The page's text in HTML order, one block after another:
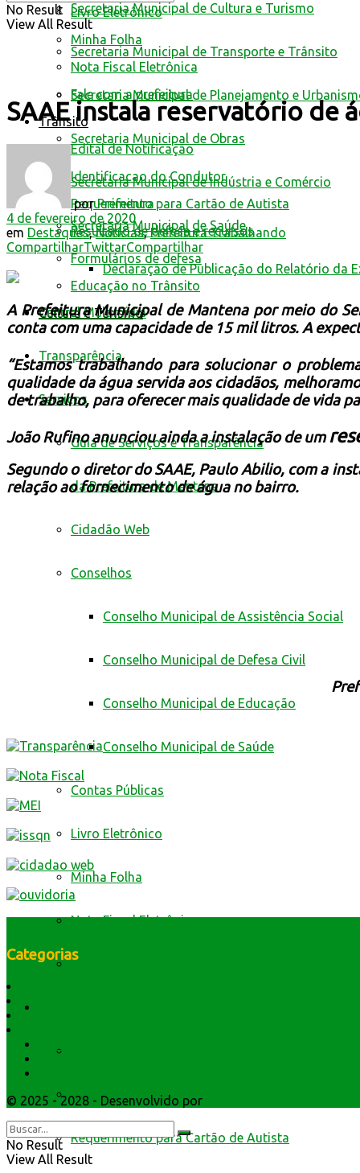
Livro Eletrônico
Minha Folha
Nota Fiscal Eletrônica
Fale com a prefeitura
Trânsito
Edital de Notificação
Identificacao do Condutor
Requerimento para Cartão de Autista
Resultado de defesa e recursos
Formulários de defesa
Educação no Trânsito
Cultura e Turismo
Secretaria Municipal de Cultura e Turismo
Secretaria Municipal de Transporte e Trânsito
Secretaria Municipal de Planejamento e
Secretaria Municipal de Obras
Secretaria Municipal de Indústria e Comércio
Secretaria Municipal de Saúde
Declaração de Publicação do Relatório da
Central Multimídia
Transparência
Serviços
Guia de Serviços e Transparência
da Prefeitura de Mantena
Cidadão Web
Conselhos
Conselho Municipal de Assistência Social
Conselho Municipal de Defesa Civil
Conselho Municipal de Educação
Conselho Municipal de Saúde
Contas Públicas
Livro Eletrônico
Minha Folha
Nota Fiscal Eletrônica
Fale com a prefeitura
Identificacao do Condutor
Requerimento para Cartão de Autista
No Result
View All Result
SAAE instala reservatório de
por Prefeitura
4 de fevereiro de 2020
em Destaques,Notícias,Prefeitura Trabalhando
CompartilharTwittarCompartilhar
A Prefeitura Municipal de Mantena por meio do
conta com uma capacidade de 15 mil litros.A
“Estamos trabalhando para solucionar o
qualidade da água servida aos cidadãos,
de trabalho, para oferecer mais qualidade de vida
João Rufino anunciou ainda a instalação de um
Segundo o diretor do SAAE, Paulo Abilio, com a
relação ao fornecimento de água no bairro.
Categorias
Atendimento
© 2025 - 2028 - Desenvolvido por
No Result
View All Result